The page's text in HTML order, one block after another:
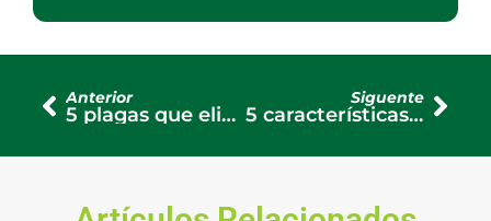
Anterior
5 plagas que elimina la cal viva
Siguente
5 características de un alambre para cerca eléctrica